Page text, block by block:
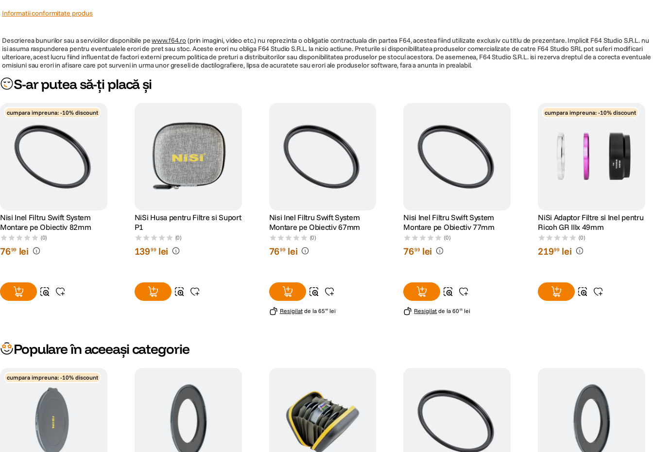
Informatii conformitate produs
Descrierea bunurilor sau a serviciilor disponibile pewww.f64.ro(prin imagini, video etc.) nu reprezinta o obligatie contractuala din partea F64, acestea fiind utilizate exclusiv cu titlu de prezentare. Implicit F64 Studio S.R.L. nu
isi asuma raspunderea pentru eventualele erori de pret sau stoc. Aceste erori nu obliga F64 Studio S.R.L. la nicio actiune. Preturile si disponibilitatea produselor comercializate de catre F64 Studio SRL pot suferi modificari
ulterioare, acest lucru fiind influentat de factori externi precum politica de preturi a distribuitorilor sau disponibilitatea produselor pe stocul acestora. De asemenea, F64 Studio S.R.L. isi rezerva dreptul de a corecta eventuale
omisiuni sau erori in afisare care pot surveni in urma unor greseli de dactilografiere, lipsa de acuratete sau erori ale produselor software, fara a anunta in prealabil.
S-ar putea să-ți placă și
cumpara impreuna: -10% discount
Nisi Inel Filtru Swift System
Montare pe Obiectiv 82mm
(0)
7699 lei
NiSi Husa pentru Filtre si Suport
P1
(0)
13999 lei
Nisi Inel Filtru Swift System
Montare pe Obiectiv 67mm
(0)
7699 lei
Resigilat de la 6544 lei
Nisi Inel Filtru Swift System
Montare pe Obiectiv 77mm
(0)
7699 lei
Resigilat de la 60 05 lei
cumpara impreuna: -10% discount
NiSi Adaptor Filtre si Inel pentru
Ricoh GR IIIx 49mm
(0)
21999 lei
Populare în aceeași categorie
cumpara impreuna: -10% discount